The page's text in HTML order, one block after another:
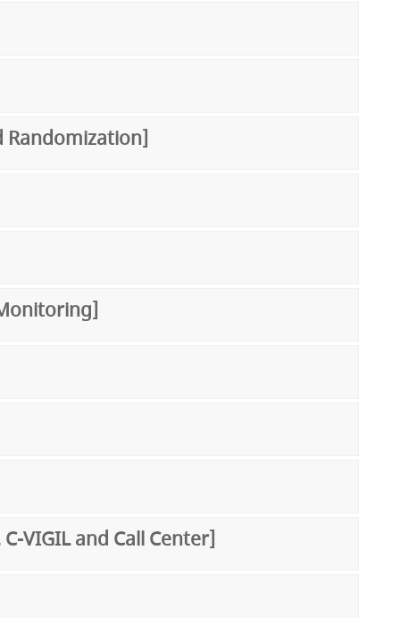
Randomization]
Monitoring]
C-VIGIL and Call Center]